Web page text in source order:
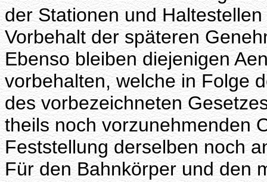
der Stationen und
Vorbehalt der späteren
Ebenso bleiben diejenigen
vorbehalten, welche in Folge
des vorbezeichneten
theils noch vorzunehmenden
Feststellung derselben noch
Für den Bahnkörper und den